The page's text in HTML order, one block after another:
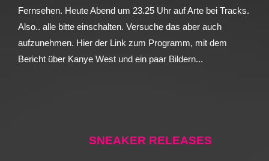
Fernsehen. Heute Abend um 23.25 Uhr auf Arte bei Tracks.
Also.. alle bitte einschalten. Versuche das aber auch
aufzunehmen. Hier der Link zum Programm, mit dem
Bericht über Kanye West und ein paar Bildern...
SNEAKER RELEASES